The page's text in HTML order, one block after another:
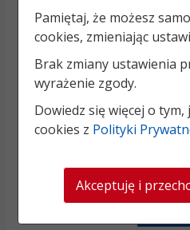
Pamiętaj, że możesz
cookies, zmieniając
Brak zmiany ustawienia
wyrażenie zgody.
Dowiedz się więcej o
cookies z Polityki
Akceptuję i